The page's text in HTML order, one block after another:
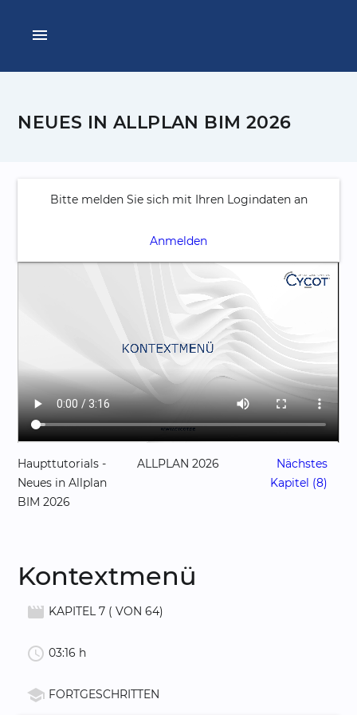
menu
NEUES IN ALLPLAN BIM 2026
Bitte melden Sie sich mit Ihren Logindaten an
Anmelden
Haupttutorials -
Neues in Allplan
BIM 2026
ALLPLAN 2026
Nächstes
Kapitel (8)
Kontextmenü
movie_creation KAPITEL 7 ( VON 64)
schedule 03:16 h
school FORTGESCHRITTEN